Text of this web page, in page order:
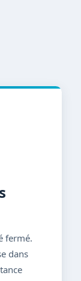
fermé.
dans